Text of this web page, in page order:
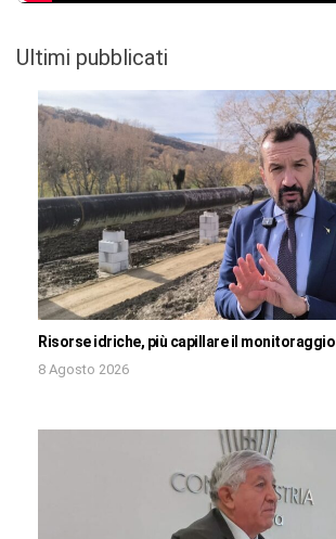
Ultimi pubblicati
Risorse idriche, più capillare il monitoraggio
8 Agosto 2026